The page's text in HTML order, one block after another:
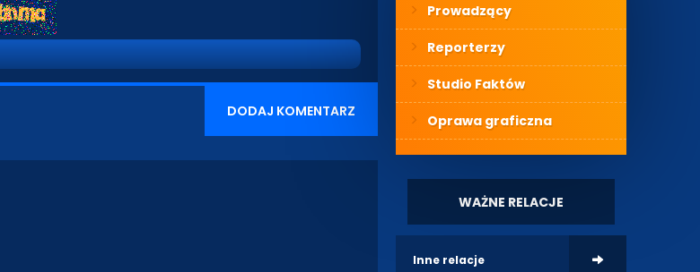
DODAJ KOMENTARZ
Prowadzący
Reporterzy
Studio Faktów
Oprawa graficzna
WAŻNE RELACJE
Inne relacje